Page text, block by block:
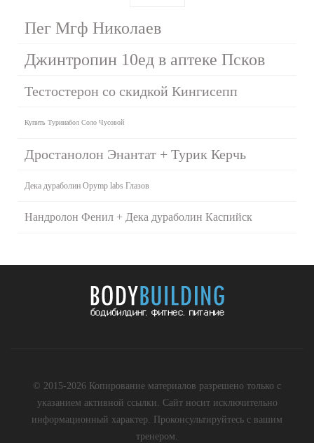
Пег Мгф Николаев
Джинтропин 10ед в аптеке Псков
Тестостерон со скидкой Кингисепп
Купить Туринабол Соло Чусовой
Дростанолон Энантат + Турик Керчь
Дека дураболин Opymp labs Глазов
Нандролон Фенил + Дека дураболин Каспийск
© 2015-2026 Копирование материалов разрешено только с
указанием активной ссылки. Сайт носит исключительно
информационный характер. Проконсультируйтесь с вашим
тренером.